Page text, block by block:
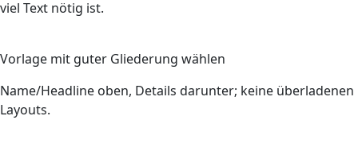
viel Text nötig ist.
Vorlage mit guter Gliederung wählen
Name/Headline oben, Details darunter; keine überladenen
Layouts.